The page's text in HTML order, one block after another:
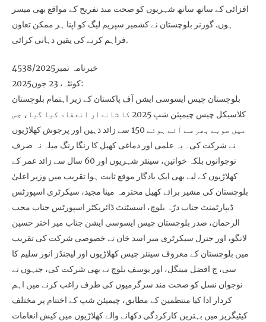
افزائی کے ساتھ ساتھ شہریوں کو صحت مند تفریح کے مواقع بھی میسر
ہوں. گورنر بلوچستان نے کشمیر سپریم لیگ کو اپنا ہر ممکن تعاون
فراہم کرنے کی یقین دہانی کرائی.
خبرنامہ نمبر4538/2025
کوئٹہ، 23 جون2025:
بلوچستان چیس ایسوسی ایشن آف پاکستان کے زیر اہتمام بلوچستان
کلاسیکل چیس چیمپئن شپ 2025 کا شاندار انعقاد کیا گیا، جس
میں صوبے بھر سے آئے ہوئے 150 سے زائد ذہین اور پرجوش کھلاڑیوں
نے شرکت کی۔ یہ علمی اور دماغی کھیل کا رنگا رنگ میلہ نہ صرف
نوجوانوں بلکہ خواتین، سینئر شہریوں اور 60 سال سے زائد عمر کے
کھلاڑیوں کے لیے بھی ایک یادگار موقع ثابت ہوا تقریب میں وزیر اعلیٰ
بلوچستان کی مشیر برائے کھیل محترمہ مینا مجید، سیکرٹری اسپورٹس
ڈیپارٹمنٹ جناب درّہ بلوچ، اسسٹنٹ ڈائریکٹر اسپورٹس جناب محب
الرحمان، صدر بلوچستان چیس ایسوسی ایشن جناب میر اختر حسین
لانگو، اور جنرل سیکرٹری میر اسد خان نے خصوصی شرکت کی تقریب
میں بلوچستان کے معروف سینئر چیس کھلاڑیوں اور لیجنڈز انور سلیم کا
سی، ج افضل مینگل، اور یوسف بلوچ نے بھی شرکت کی، جنہوں نے
نوجوان نسل کو صحت مند سرگرمیوں کی طرف راغب کرنے میں اہم
کردار ادا کیا منتظمین کے مطابق، چیمپئن شپ کے اختتام پر مختلف
کیٹیگریز میں بہترین کارکردگی دکھانے والے کھلاڑیوں میں کیش انعامات